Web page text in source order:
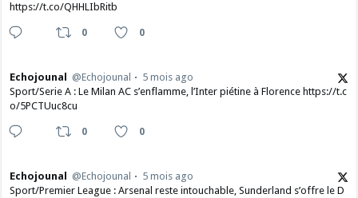
https://t.co/QHHLIbRitb
0 0
Echojounal @Echojounal
5 mois ago
Sport/Serie A : Le Milan AC s’enflamme, l’Inter piétine à Florence https://t.c
o/5PCTUuc8cu
0 0
Echojounal @Echojounal
5 mois ago
Sport/Premier League : Arsenal reste intouchable, Sunderland s’offre le D